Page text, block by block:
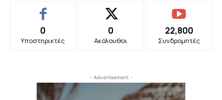
0
Υποστηρικτές
0
Ακόλουθοι
22,800
Συνδρομητές
- Advertisement -